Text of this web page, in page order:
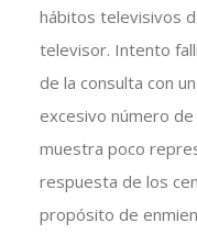
hábitos televisivos
televisor. Intento
de la consulta con
excesivo número
muestra poco
respuesta de los
propósito de